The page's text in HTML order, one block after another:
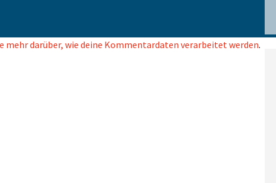
mehr darüber, wie deine Kommentardaten verarbeitet werden.